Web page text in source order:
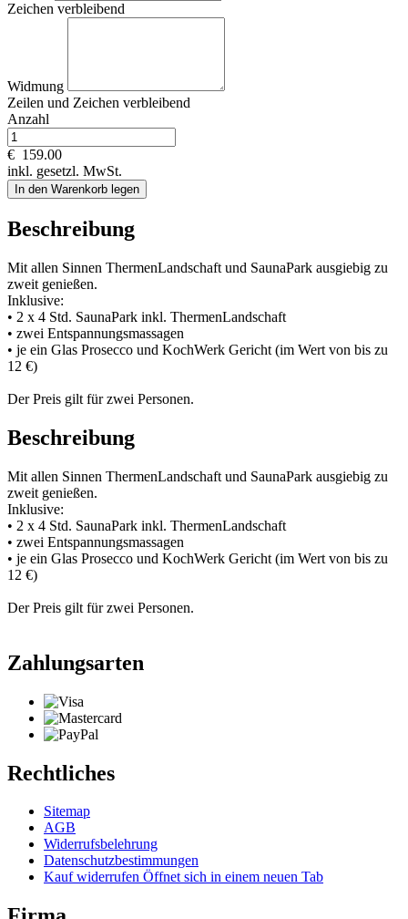
Zeichen verbleibend
Widmung
Zeilen und Zeichen verbleibend
Anzahl
€ 159.00
inkl. gesetzl. MwSt.
In den Warenkorb legen
Beschreibung
Mit allen Sinnen ThermenLandschaft und SaunaPark ausgiebig zu
zweit genießen.
Inklusive:
• 2 x 4 Std. SaunaPark inkl. ThermenLandschaft
• zwei Entspannungsmassagen
• je ein Glas Prosecco und KochWerk Gericht (im Wert von bis zu
12 €)
Der Preis gilt für zwei Personen.
Beschreibung
Mit allen Sinnen ThermenLandschaft und SaunaPark ausgiebig zu
zweit genießen.
Inklusive:
• 2 x 4 Std. SaunaPark inkl. ThermenLandschaft
• zwei Entspannungsmassagen
• je ein Glas Prosecco und KochWerk Gericht (im Wert von bis zu
12 €)
Der Preis gilt für zwei Personen.
Zahlungsarten
Rechtliches
Sitemap
AGB
Widerrufsbelehrung
Datenschutzbestimmungen
Kauf widerrufen Öffnet sich in einem neuen Tab